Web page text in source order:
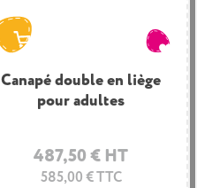
Canapé double en liège
pour adultes
487,50 € HT
585,00 € TTC